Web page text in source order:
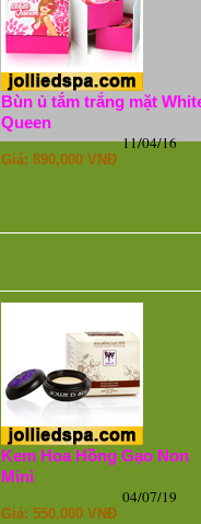
Bùn ủ tắm trắng mặt
Queen
Giá: 890,000 VNĐ
11/04/16
Kem Hoa Hồng Gạo Non
Mini
Giá: 550,000 VNĐ
04/07/19